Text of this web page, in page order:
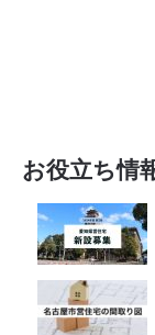
お役立ち情